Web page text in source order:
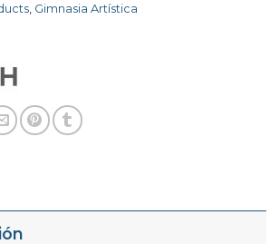
Gimnasia Artística